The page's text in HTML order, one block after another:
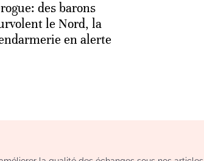
des barons
le Nord, la
en alerte